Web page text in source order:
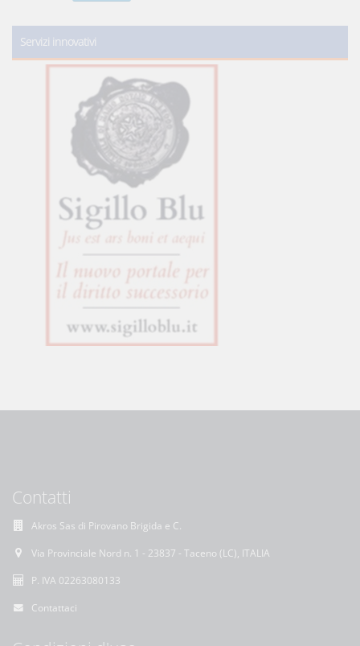
Servizi innovativi
Contatti
Akros Sas di Pirovano Brigida e C.
Via Provinciale Nord n. 1 - 23837 - Taceno (LC), ITALIA
P. IVA 02263080133
Contattaci